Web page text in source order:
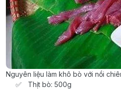
Nguyên liệu làm khô bò với nồi
Thịt bò: 500g